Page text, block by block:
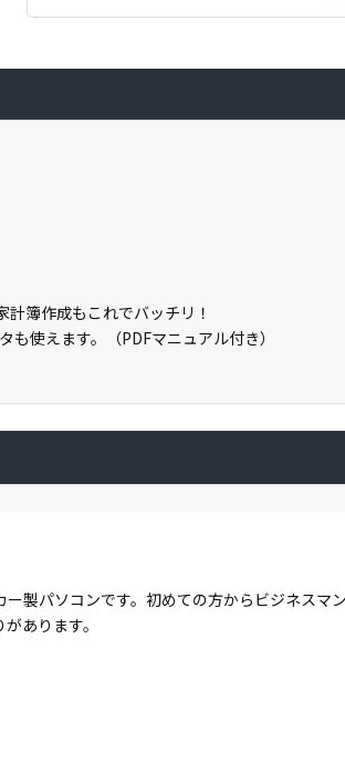
簿作成もこれでバッチリ！
使えます。（PDFマニュアル付き）
製パソコンです。初めての方からビジネスマ
あります。